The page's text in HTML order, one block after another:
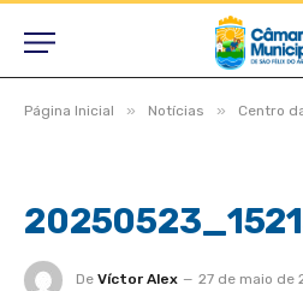
Página Inicial » Notícias » Centro da Terceira
De Víctor Alex 27 de maio de